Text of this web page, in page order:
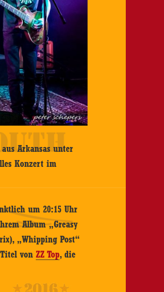
Arkansas unter
Konzert im
um 20:15 Uhr
Album „Greasy
„Whipping Post“
Titel vonZZ Top, die